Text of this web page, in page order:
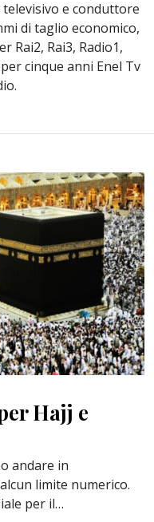
e conduttore
di taglio economico,
Rai2, Rai3, Radio1,
cinque anni Enel Tv
Hajj e
andare in
limite numerico.
per il…